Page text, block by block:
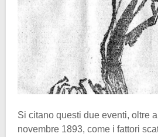
Si citano questi due eventi, oltre
novembre 1893, come i fattori